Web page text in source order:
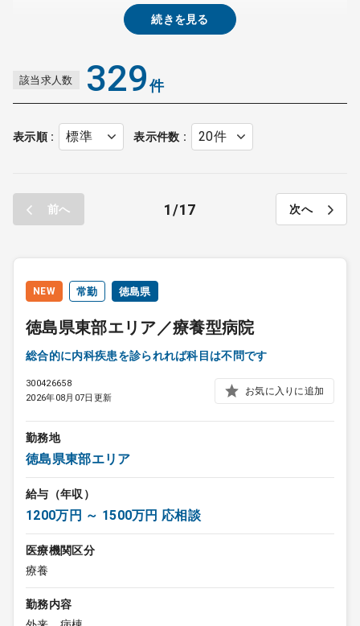
採用をお考えの医療機関の方
の一次医療現場でジェネラリストとして働く医師への需要が高ま
っているようです。これは各診療科の専門化が進み、複合的な疾
スを受けにくくなっている現状を解消するための動きと考えられ
ます。このような案件では特に常勤医を求める傾向がみられま
す。
続きを見る
該当求人数 329件
表示順 表示件数
前へ 1 17 次へ
NEW 常勤 徳島県
徳島県東部エリア／療養型病院
総合的に内科疾患を診られれば科目は不問です
300426658
2026年08月07日更新
お気に入りに追加
勤務地
徳島県東部エリア
給与（年収）
1200万円 ～ 1500万円 応相談
医療機関区分
療養
勤務内容